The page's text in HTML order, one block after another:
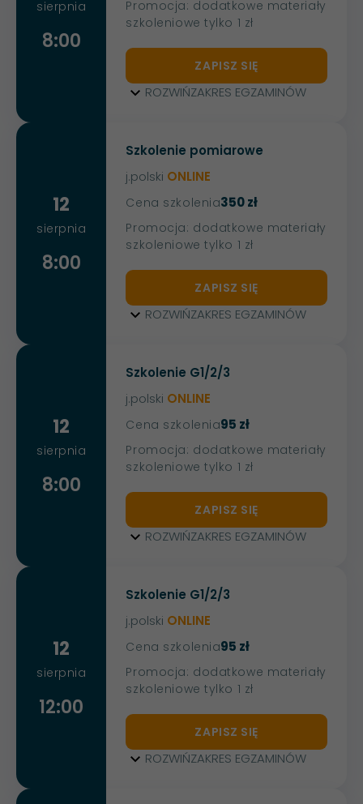
sierpnia
8:00
Promocja: dodatkowe materiały
szkoleniowe tylko 1 zł
ZAPISZ SIĘ
ROZWIŃZAKRES EGZAMINÓW
12
sierpnia
8:00
Szkolenie pomiarowe
j.polski ONLINE
350 zł
Cena szkolenia
Promocja: dodatkowe materiały
szkoleniowe tylko 1 zł
ZAPISZ SIĘ
ROZWIŃZAKRES EGZAMINÓW
12
sierpnia
8:00
Szkolenie G1/2/3
j.polski ONLINE
95 zł
Cena szkolenia
Promocja: dodatkowe materiały
szkoleniowe tylko 1 zł
ZAPISZ SIĘ
ROZWIŃZAKRES EGZAMINÓW
12
sierpnia
12:00
Szkolenie G1/2/3
j.polski ONLINE
95 zł
Cena szkolenia
Promocja: dodatkowe materiały
szkoleniowe tylko 1 zł
ZAPISZ SIĘ
ROZWIŃZAKRES EGZAMINÓW